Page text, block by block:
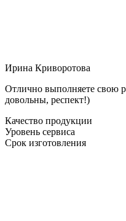
Ирина Криворотова
Отлично выполняете свою
довольны, респект!)
Качество продукции
Уровень сервиса
Срок изготовления